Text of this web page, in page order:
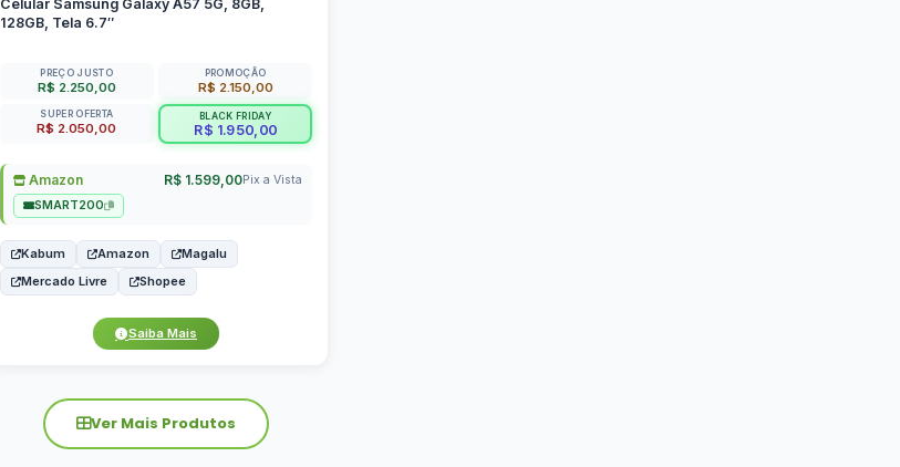
Celular Samsung Galaxy A57 5G, 8GB,
128GB, Tela 6.7″
PREÇO JUSTO
R$ 2.250,00
PROMOÇÃO
R$ 2.150,00
SUPER OFERTA
R$ 2.050,00
BLACK FRIDAY
R$ 1.950,00
Amazon R$ 1.599,00Pix a Vista
SMART200
Kabum Amazon
Magalu
Mercado Livre
Shopee
Saiba Mais
Ver Mais Produtos